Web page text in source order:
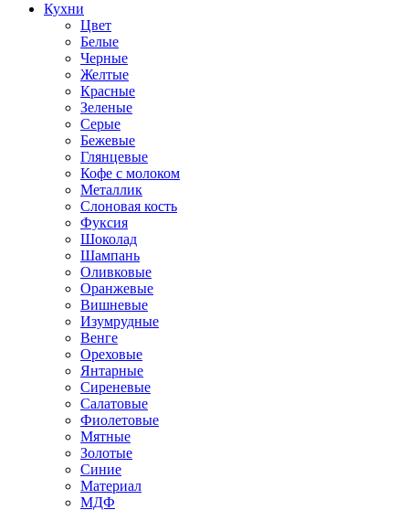
Кухни
Цвет
Белые
Черные
Желтые
Красные
Зеленые
Серые
Бежевые
Глянцевые
Кофе с молоком
Металлик
Слоновая кость
Фуксия
Шоколад
Шампань
Оливковые
Оранжевые
Вишневые
Изумрудные
Венге
Ореховые
Янтарные
Сиреневые
Салатовые
Фиолетовые
Мятные
Золотые
Синие
Материал
МДФ